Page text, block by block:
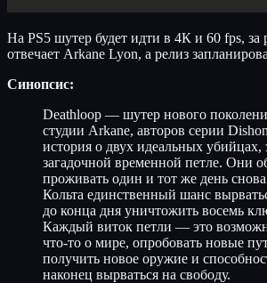
На PS5 шутер будет идти в 4К и 60 fps, за
отвечает Arkane Lyon, а релиз
Синопсис:
Deathloop — шутер нового
студии Arkane, авторов серии
история о двух идеальных убийцах,
загадочной временной петле. Они
проживать один и тот же день
Кольта единственный шанс
до конца дня уничтожить восемь
Каждый виток петли — это
что-то о мире, опробовать новые
получить новое оружие и
наконец вырваться на свободу.